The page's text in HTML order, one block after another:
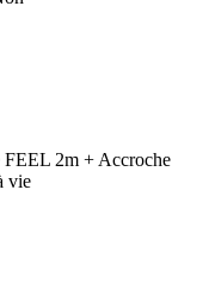
FEEL 2m + Accroche
vie